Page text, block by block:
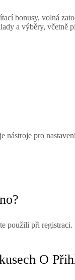
bonusy, volná
a výběry,
pro
použili při
O